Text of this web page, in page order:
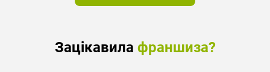
Зацікавила франшиза?